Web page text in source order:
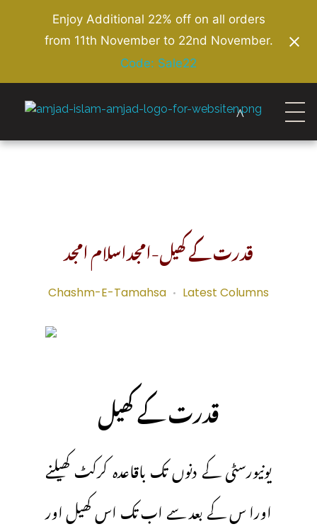
Enjoy Additional 22% off on all orders
from 11th November to 22nd November.
Code: Sale22
قدرت کے کھیل-امجداسلام امجد
Chashm-E-Tamahsa Latest Columns
قدرت کے کھیل
یونیورسٹی کے دنوں تک باقاعدہ کرکٹ کھیلنے
اورا س کے بعد سے اب تک اس کھیل اور